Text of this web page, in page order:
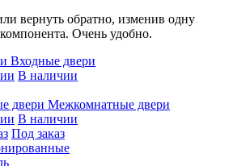
вернуть обратно, изменив одну
Очень удобно.
Входные двери
В наличии
Межкомнатные двери
В наличии
Под заказ